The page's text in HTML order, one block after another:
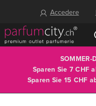
Accedere
SOMMER-
Sparen Sie 7 CHF
Sparen Sie 15 CHF